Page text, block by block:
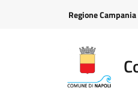
Regione Campania